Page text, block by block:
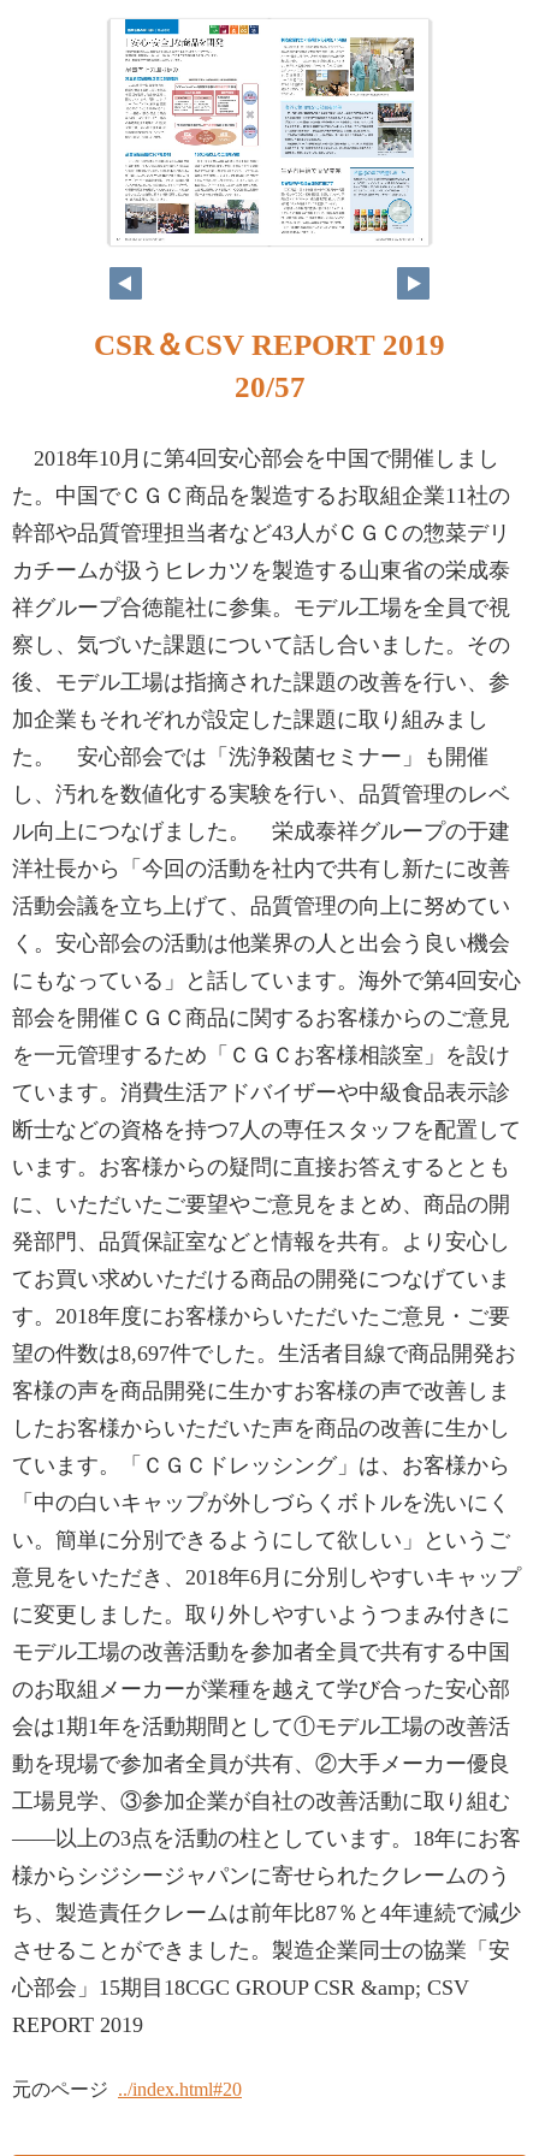
CSR＆CSV REPORT 2019
20/57
2018年10月に第4回安心部会を中国で開催しまし
た。中国でＣＧＣ商品を製造するお取組企業11社の
幹部や品質管理担当者など43人がＣＧＣの惣菜デリ
カチームが扱うヒレカツを製造する山東省の栄成泰
祥グループ合徳龍社に参集。モデル工場を全員で視
察し、気づいた課題について話し合いました。その
後、モデル工場は指摘された課題の改善を行い、参
加企業もそれぞれが設定した課題に取り組みまし
た。 安心部会では「洗浄殺菌セミナー」も開催
し、汚れを数値化する実験を行い、品質管理のレベ
ル向上につなげました。 栄成泰祥グループの于建
洋社長から「今回の活動を社内で共有し新たに改善
活動会議を立ち上げて、品質管理の向上に努めてい
く。安心部会の活動は他業界の人と出会う良い機会
にもなっている」と話しています。海外で第4回安心
部会を開催ＣＧＣ商品に関するお客様からのご意見
を一元管理するため「ＣＧＣお客様相談室」を設け
ています。消費生活アドバイザーや中級食品表示診
断士などの資格を持つ7人の専任スタッフを配置して
います。お客様からの疑問に直接お答えするととも
に、いただいたご要望やご意見をまとめ、商品の開
発部門、品質保証室などと情報を共有。より安心し
てお買い求めいただける商品の開発につなげていま
す。2018年度にお客様からいただいたご意見・ご要
望の件数は8,697件でした。生活者目線で商品開発お
客様の声を商品開発に生かすお客様の声で改善しま
したお客様からいただいた声を商品の改善に生かし
ています。「ＣＧＣドレッシング」は、お客様から
「中の白いキャップが外しづらくボトルを洗いにく
い。簡単に分別できるようにして欲しい」というご
意見をいただき、2018年6月に分別しやすいキャップ
に変更しました。取り外しやすいようつまみ付きに
モデル工場の改善活動を参加者全員で共有する中国
のお取組メーカーが業種を越えて学び合った安心部
会は1期1年を活動期間として①モデル工場の改善活
動を現場で参加者全員が共有、②大手メーカー優良
工場見学、③参加企業が自社の改善活動に取り組む
——以上の3点を活動の柱としています。18年にお客
様からシジシージャパンに寄せられたクレームのう
ち、製造責任クレームは前年比87％と4年連続で減少
させることができました。製造企業同士の協業「安
心部会」15期目18CGC GROUP CSR &amp; CSV
REPORT 2019
元のページ ../index.html#20